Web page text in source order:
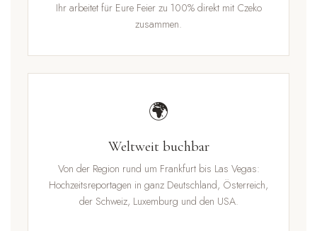
Ihr arbeitet für Eure Feier zu 100% direkt mit Czeko
zusammen.
🌍
Weltweit buchbar
Von der Region rund um Frankfurt bis Las Vegas:
Hochzeitsreportagen in ganz Deutschland, Österreich,
der Schweiz, Luxemburg und den USA.